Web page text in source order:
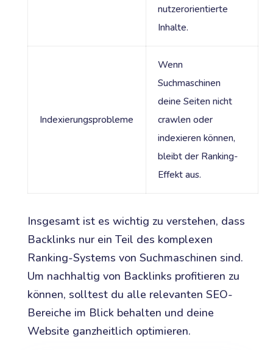
nutzerorientierte
Inhalte.
Indexierungsprobleme
Wenn
Suchmaschinen
deine Seiten nicht
crawlen oder
indexieren können,
bleibt der Ranking-
Effekt aus.
Insgesamt ist es wichtig zu verstehen, dass
Backlinks nur ein Teil des komplexen
Ranking-Systems von Suchmaschinen sind.
Um nachhaltig von Backlinks profitieren zu
können, solltest du alle relevanten SEO-
Bereiche im Blick behalten und deine
Website ganzheitlich optimieren.